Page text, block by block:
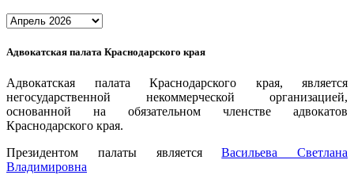
Архивы
Адвокатская палата Краснодарского края
Адвокатская палата Краснодарского края, является
негосударственной некоммерческой организацией,
основанной на обязательном членстве адвокатов
Краснодарского края.
Президентом палаты являетсяВаcильева Светлана
Владимировна